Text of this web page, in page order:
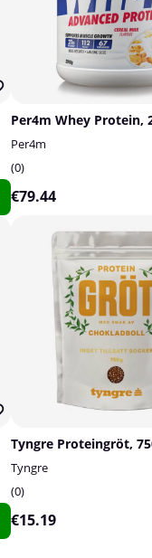
Per4m Whey Protein,
Per4m
0
€79.44
Tyngre Proteingröt,
Tyngre
0
€15.19